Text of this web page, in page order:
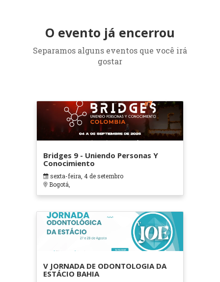
O evento já encerrou
Separamos alguns eventos que você irá
gostar
Bridges 9 - Uniendo Personas Y
Conocimiento
sexta-feira, 4 de setembro
Bogotá,
V JORNADA DE ODONTOLOGIA DA
ESTÁCIO BAHIA